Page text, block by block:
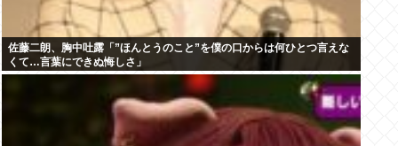
佐藤二朗、胸中吐露「”ほんとうのこと”を僕の口からは何ひとつ言えな
くて…言葉にできぬ悔しさ」